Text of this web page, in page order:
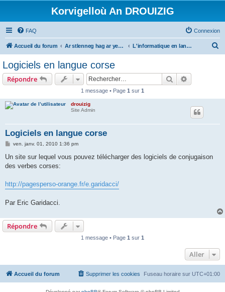
Korvigelloù An DROUIZIG
FAQ Connexion
Accueil du forum Ar stlenneg hag ar yezhoù bihan er bed a-bezh L'informatique en langues régionales et minoritaires
Logiciels en langue corse
Répondre Rechercher
1 message • Page 1 sur 1
drouizig
Site Admin
Logiciels en langue corse
M
s
a
ven. janv. 01, 2010 1:36 pm
Un site sur lequel vous pouvez télécharger des logiciels de conjugaison
des verbes corses:
http://pagesperso-orange.fr/e.garidacci/
Par Eric Garidacci.
Répondre
1 message • Page 1 sur 1
Aller
Accueil du forum Fuseau horaire sur UTC+01:00
Supprimer les cookies